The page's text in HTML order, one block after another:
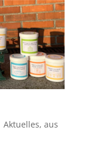
Aktuelles, aus